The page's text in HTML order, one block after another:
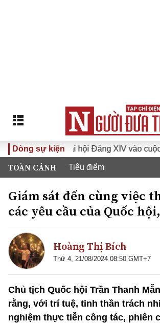
Dòng sự kiện
quyết Đại hội Đảng XIV vào cuộc sống
TOÀN CẢNH Tiêu điểm
Giám sát đến cùng việc
các yêu cầu của Quốc
Hoàng Thị Bích
Thứ 4, 21/08/2024 08:50 GMT+7
Chủ tịch Quốc hội Trần Thanh
rằng, với trí tuệ, tinh thần trách
nghiệm thực tiễn công tác, phiên